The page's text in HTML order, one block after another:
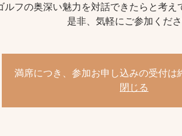
ルフの奥深い魅力を対話できたらと考え
是非、気軽にご参加くださ
満席につき、参加お申し込みの受付は
閉じる